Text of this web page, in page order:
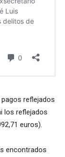
reflejados
los reflejados
euros).
encontrados